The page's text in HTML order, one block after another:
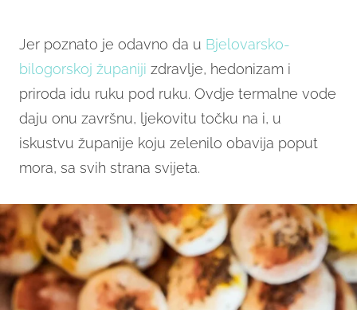
Jer poznato je odavno da u Bjelovarsko-
bilogorskoj županiji zdravlje, hedonizam i
priroda idu ruku pod ruku. Ovdje termalne vode
daju onu završnu, ljekovitu točku na i, u
iskustvu županije koju zelenilo obavija poput
mora, sa svih strana svijeta.